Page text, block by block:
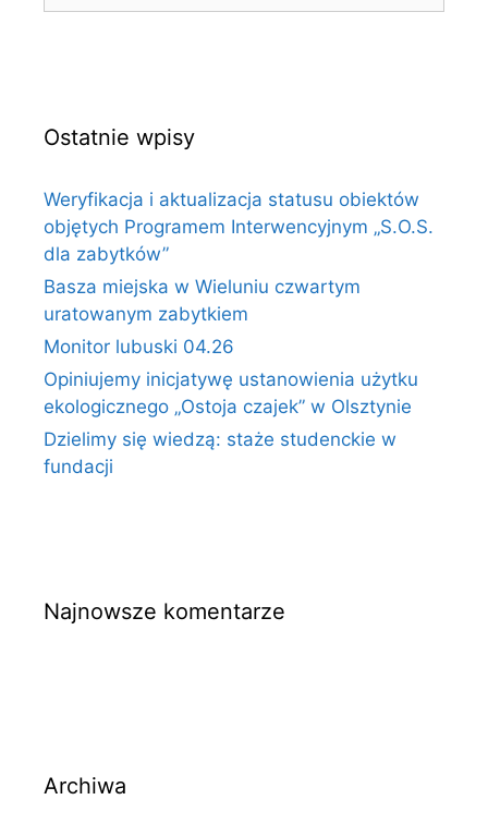
Ostatnie wpisy
Weryfikacja i aktualizacja statusu obiektów
objętych Programem Interwencyjnym „S.O.S.
dla zabytków”
Basza miejska w Wieluniu czwartym
uratowanym zabytkiem
Monitor lubuski 04.26
Opiniujemy inicjatywę ustanowienia użytku
ekologicznego „Ostoja czajek” w Olsztynie
Dzielimy się wiedzą: staże studenckie w
fundacji
Najnowsze komentarze
Archiwa